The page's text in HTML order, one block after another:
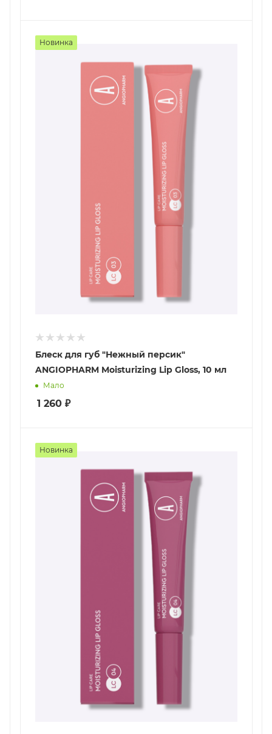
Новинка
Блеск для губ "Нежный персик"
ANGIOPHARM Moisturizing Lip Gloss, 10 мл
Мало
1 260 ₽
Новинка